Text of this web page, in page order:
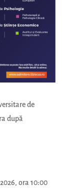
de
după
ora 10:00